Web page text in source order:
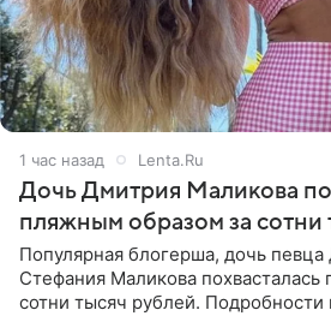
1 час назад Lenta.Ru
Дочь Дмитрия Маликова
пляжным образом за сотни
Популярная блогерша, дочь
Стефания Маликова
сотни тысяч рублей.